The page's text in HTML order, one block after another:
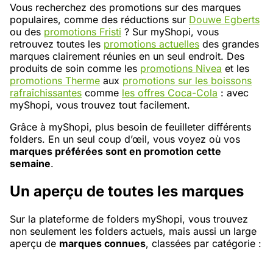
Vous recherchez des promotions sur des marques
populaires, comme des réductions sur Douwe Egberts
ou des promotions Fristi ? Sur myShopi, vous
retrouvez toutes les promotions actuelles des grandes
marques clairement réunies en un seul endroit. Des
produits de soin comme les promotions Nivea et les
promotions Therme aux promotions sur les boissons
rafraîchissantes comme les offres Coca-Cola : avec
myShopi, vous trouvez tout facilement.
Grâce à myShopi, plus besoin de feuilleter différents
folders. En un seul coup d’œil, vous voyez où vos
marques préférées sont en promotion cette
semaine.
Un aperçu de toutes les marques
Sur la plateforme de folders myShopi, vous trouvez
non seulement les folders actuels, mais aussi un large
aperçu de marques connues, classées par catégorie :